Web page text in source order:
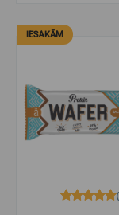
IESAKĀM